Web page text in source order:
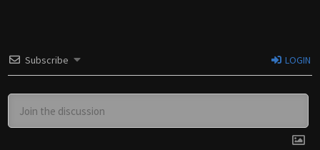
Subscribe LOGIN